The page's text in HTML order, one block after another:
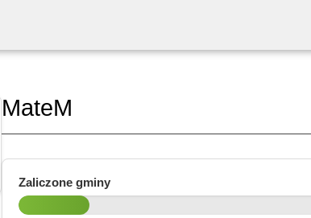
MateM
Zaliczone gminy